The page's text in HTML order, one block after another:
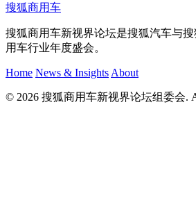
搜狐商用车
搜狐商用车新视界论坛是搜狐汽车与
用车行业年度盛会。
Home News & Insights About
© 2026 搜狐商用车新视界论坛组委会.